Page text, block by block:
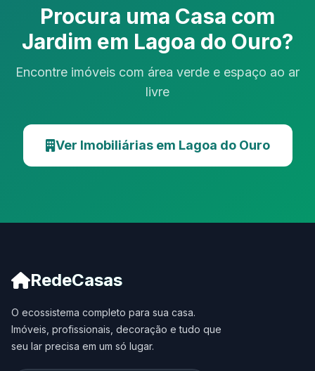
Procura uma Casa com
Jardim em Lagoa do Ouro?
Encontre imóveis com área verde e espaço ao ar
livre
Ver Imobiliárias em Lagoa do Ouro
RedeCasas
O ecossistema completo para sua casa.
Imóveis, profissionais, decoração e tudo que
seu lar precisa em um só lugar.